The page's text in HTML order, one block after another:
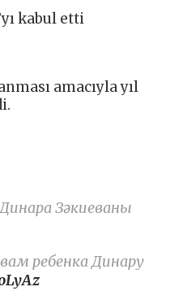
kabul etti
amacıyla yıl
Зәкиеваны
ребенка Динару